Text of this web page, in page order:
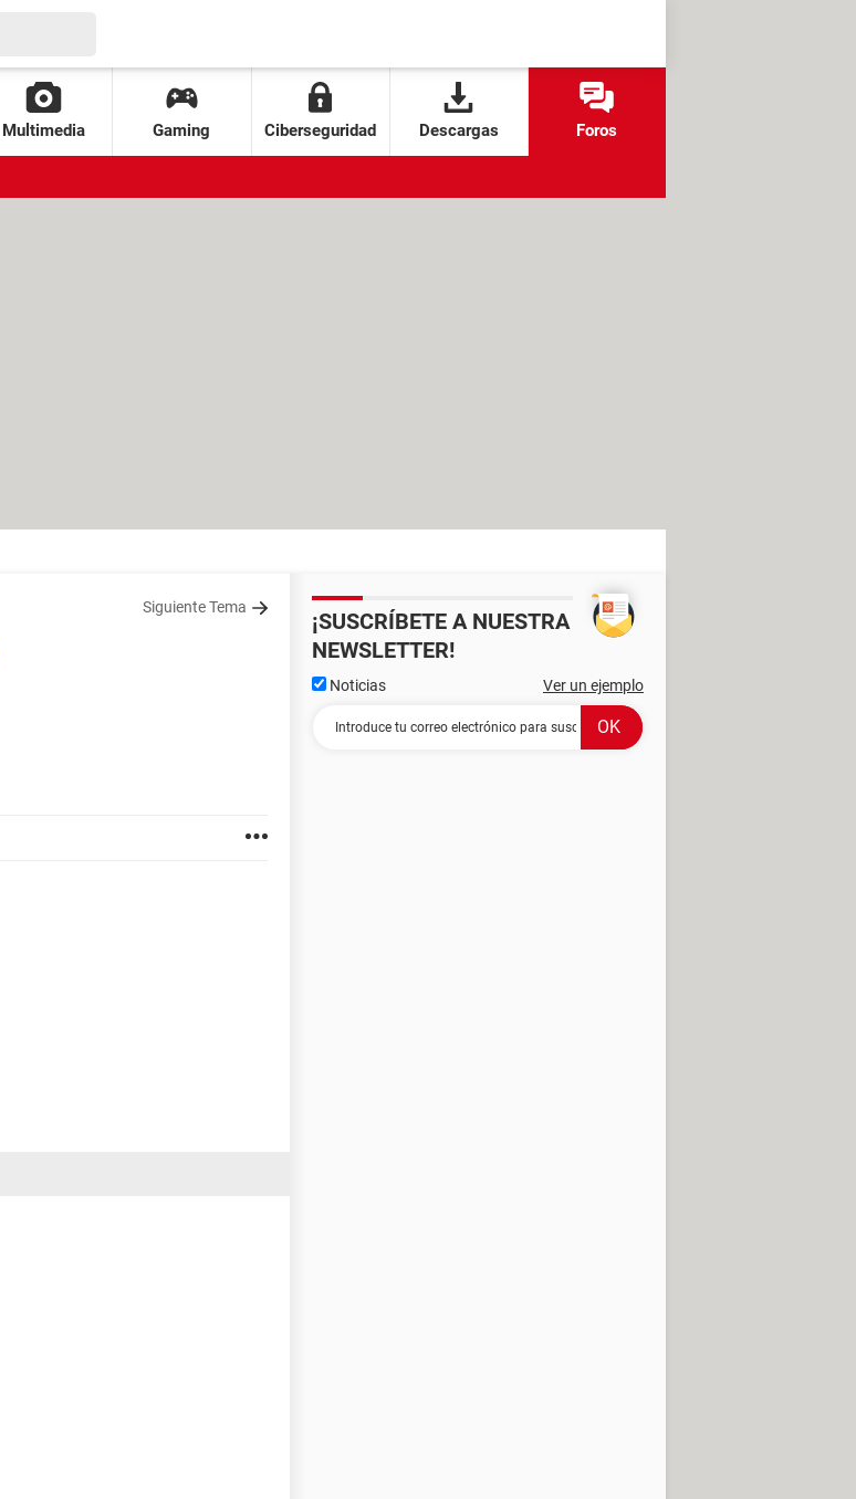
Multimedia Gaming Ciberseguridad Descargas Foros
Siguiente Tema
¡SUSCRÍBETE A NUESTRA
NEWSLETTER!
Noticias Ver un ejemplo